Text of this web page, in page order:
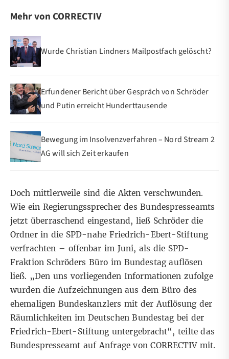
Mehr von CORRECTIV
Wurde Christian Lindners Mailpostfach gelöscht?
Erfundener Bericht über Gespräch von Schröder
und Putin erreicht Hunderttausende
Bewegung im Insolvenzverfahren – Nord Stream 2
AG will sich Zeit erkaufen
Doch mittlerweile sind die Akten verschwunden.
Wie ein Regierungssprecher des Bundespresseamts
jetzt überraschend eingestand, ließ Schröder die
Ordner in die SPD-nahe Friedrich-Ebert-Stiftung
verfrachten – offenbar im Juni, als die SPD-
Fraktion Schröders Büro im Bundestag auflösen
ließ. „Den uns vorliegenden Informationen zufolge
wurden die Aufzeichnungen aus dem Büro des
ehemaligen Bundeskanzlers mit der Auflösung der
Räumlichkeiten im Deutschen Bundestag bei der
Friedrich-Ebert-Stiftung untergebracht“, teilte das
Bundespresseamt auf Anfrage von CORRECTIV mit.